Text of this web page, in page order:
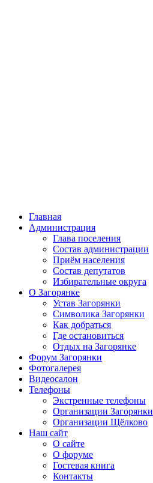
Главная
Администрация
Глава поселения
Состав администрации
Приём населения
Состав депутатов
Избирательные округа
О Загорянке
Устав Загорянки
Символика Загорянки
Как добраться
Где остановиться
Отдых на Загорянке
Форум Загорянки
Фотогалерея
Видеосалон
Телефоны
Экстренные телефоны
Организации Загорянки
Организации Щёлково
Наш сайт
О сайте
О форуме
Гостевая книга
Контакты